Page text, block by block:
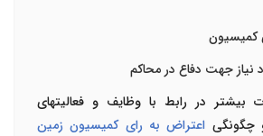
کمیسیون
نیاز جهت دفاع در محاکم
در رابط با وظایف و فعالیت­های
اعتراض به رای کمیسیون زمین